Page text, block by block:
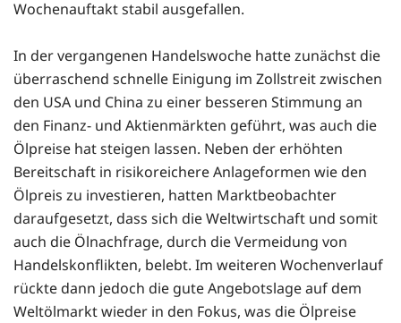
Wochenauftakt stabil ausgefallen.
In der vergangenen Handelswoche hatte zunächst die
überraschend schnelle Einigung im Zollstreit zwischen
den USA und China zu einer besseren Stimmung an
den Finanz- und Aktienmärkten geführt, was auch die
Ölpreise hat steigen lassen. Neben der erhöhten
Bereitschaft in risikoreichere Anlageformen wie den
Ölpreis zu investieren, hatten Marktbeobachter
daraufgesetzt, dass sich die Weltwirtschaft und somit
auch die Ölnachfrage, durch die Vermeidung von
Handelskonflikten, belebt. Im weiteren Wochenverlauf
rückte dann jedoch die gute Angebotslage auf dem
Weltölmarkt wieder in den Fokus, was die Ölpreise